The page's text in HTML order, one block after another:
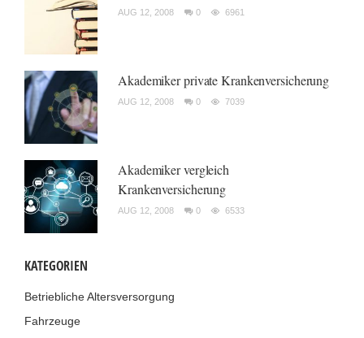
AUG 12, 2008 0 6961
Akademiker private Krankenversicherung
AUG 12, 2008 0 7039
Akademiker vergleich
Krankenversicherung
AUG 12, 2008 0 6533
KATEGORIEN
Betriebliche Altersversorgung
Fahrzeuge